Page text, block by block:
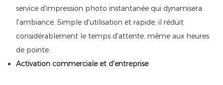
service d'impression photo instantanée qui dynamisera
l'ambiance. Simple d'utilisation et rapide, il réduit
considérablement le temps d'attente, même aux heures
de pointe.
Activation commerciale et d'entreprise